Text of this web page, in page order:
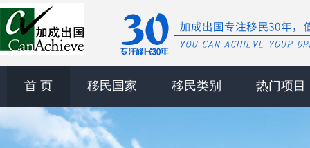
首 页 移民国家 移民类别 热门项目